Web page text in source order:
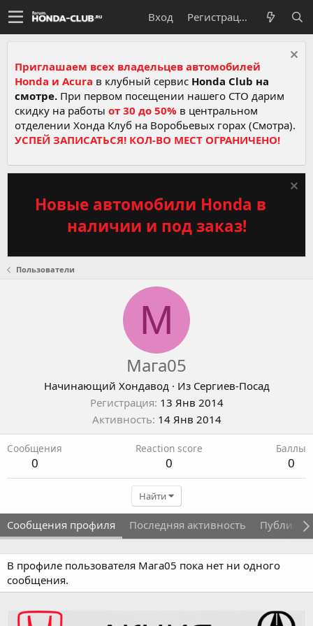
Вход Регистрация
Приглашаем всех владельцев автомобилей
Honda и Acura в клубный сервис Honda Club на
смотре. При первом посещении нашего СТО дарим
скидку на работы от 30 до 50% в центральном
отделении Хонда Клуб на Воробьевых горах (Смотра).
УСПЕЙ ЗАПИСАТЬСЯ! КОЛ-ВО МЕСТ ОГРАНИЧЕНО!
Новые автомобили Honda в
наличии и под заказ!
Пользователи
М
Мага05
Начинающий Хондавод · Из Сергиев-Посад
Регистрация 13 Янв 2014
Активность 14 Янв 2014
Сообщения
0
Reaction score
0
Баллы
0
Найти
Сообщения профиля Последняя активность
В профиле пользователя Мага05 пока нет ни одного
сообщения.